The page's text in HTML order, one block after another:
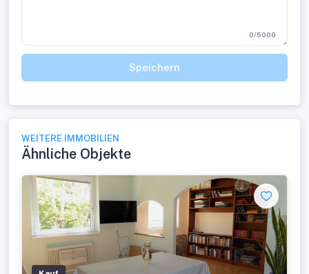
0/5000
Speichern
WEITERE IMMOBILIEN
Ähnliche Objekte